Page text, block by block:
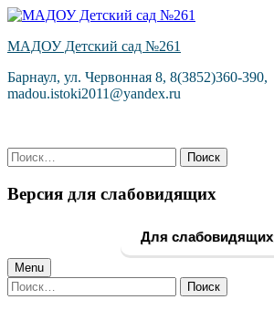
Skip
content
МАДОУ Детский сад №261
Барнаул, ул. Червонная 8, 8(3852)360-390,
madou.istoki2011@yandex.ru
Найти:
Версия для слабовидящих
Для слабовидящих
Primary
Menu
Menu
Найти: